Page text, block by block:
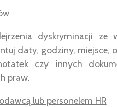
dyskryminacji
daty, godziny, miejsce,
czy innych
praw.
lub personelem HR